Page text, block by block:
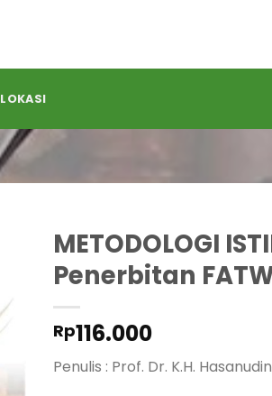
LOKASI
METODOLOGI
Penerbitan
Rp116.000
Penulis : Prof. Dr. K.H.